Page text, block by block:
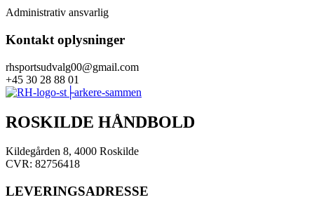
Administrativ ansvarlig
Kontakt oplysninger
rhsportsudvalg00@gmail.com
+45 30 28 88 01
ROSKILDE HÅNDBOLD
Kildegården 8, 4000 Roskilde
CVR: 82756418
LEVERINGSADRESSE